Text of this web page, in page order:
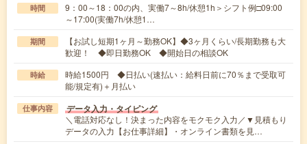
時間
9：00～18：00の内、実働7～8h/休憩1h＞シフト例□09:00
～17:00(実働7h/休憩1…
期間
【お試し短期1ヶ月～勤務OK】◆3ヶ月くらい/長期勤務も大
歓迎！ ◆即日勤務OK ◆開始日の相談OK
時給
時給1500円 ◆日払い(速払い：給料日前に70％まで受取可
能/規定有)＋月払い
仕事内容 データ入力・タイピング
＼電話対応なし！決まった内容をモクモク入力／▼見積もり
データの入力【お仕事詳細】・オンライン書類を見…